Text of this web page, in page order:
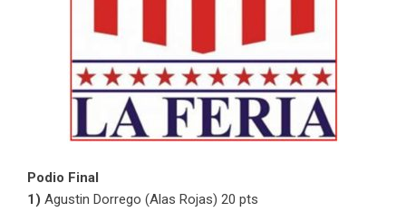
Podio Final
1) Agustin Dorrego (Alas Rojas) 20 pts